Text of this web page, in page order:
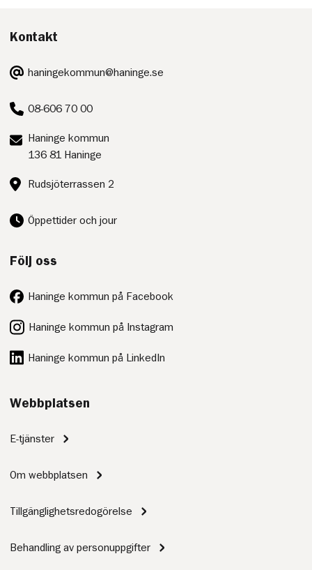
Kontakt
E-
post:
haningekommun@haninge.se
Telefon:
08-606 70 00
Postadress:
Haninge kommun
136 81 Haninge
Besöksadress:
Rudsjöterrassen 2
Öppettider och jour
Följ oss
Haninge kommun på Facebook
Haninge kommun på Instagram
Haninge kommun på LinkedIn
Webbplatsen
E-tjänster
Om webbplatsen
Tillgänglighetsredogörelse
Behandling av personuppgifter